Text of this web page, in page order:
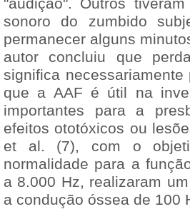
"audição". Outros
sonoro do zumbido
permanecer alguns
O autor concluiu que
significa
que a AAF é útil na
importantes para a
efeitos ototóxicos ou
et al. (7), com o
normalidade para a
a 8.000 Hz, realizaram
a condução óssea de 100